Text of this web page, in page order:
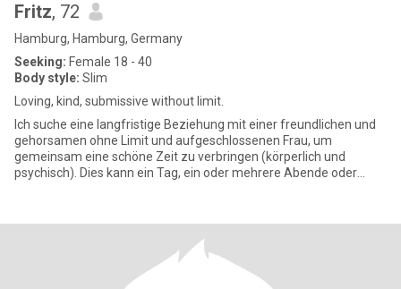
Fritz, 72
Hamburg, Hamburg, Germany
Seeking: Female 18 - 40
Body style: Slim
Loving, kind, submissive without limit.
Ich suche eine langfristige Beziehung mit einer freundlichen und
gehorsamen ohne Limit und aufgeschlossenen Frau, um
gemeinsam eine schöne Zeit zu verbringen (körperlich und
psychisch). Dies kann ein Tag, ein oder mehrere Abende oder